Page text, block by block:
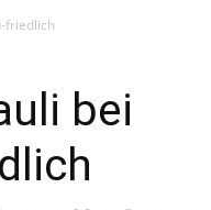
friedlich
bei